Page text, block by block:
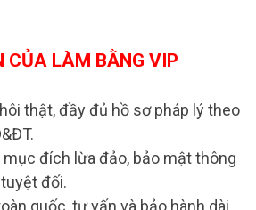
CỦA LÀM BẰNG VIP
thật, đầy đủ hồ sơ pháp lý theo
mục đích lừa đảo, bảo mật thông
đối.
quốc, tư vấn và bảo hành dài